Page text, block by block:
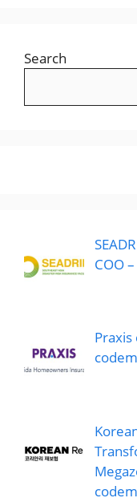
Search
COO
Praxis